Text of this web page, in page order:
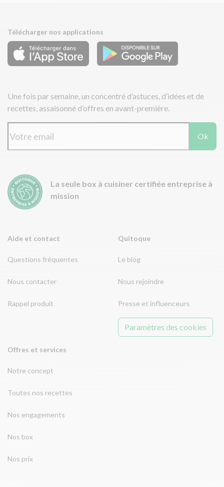
Aide et contact
Questions fréquentes
Nous contacter
Rappel produit
Offres et services
Notre concept
Toutes nos recettes
Nos engagements
Nos box
Nos prix
Quitoque
Le blog
Nous rejoindre
Presse et influenceurs
Paramètres des cookies
Télécharger nos applications
Une fois par semaine, un concentré d’astuces, d’idées et de
recettes, assaisonné d’offres en avant-première.
Ok
La seule box à cuisiner certifiée entreprise à
mission